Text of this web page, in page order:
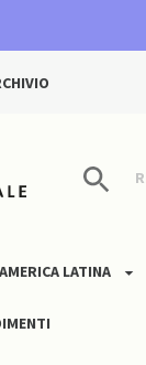
AMERICA LATINA